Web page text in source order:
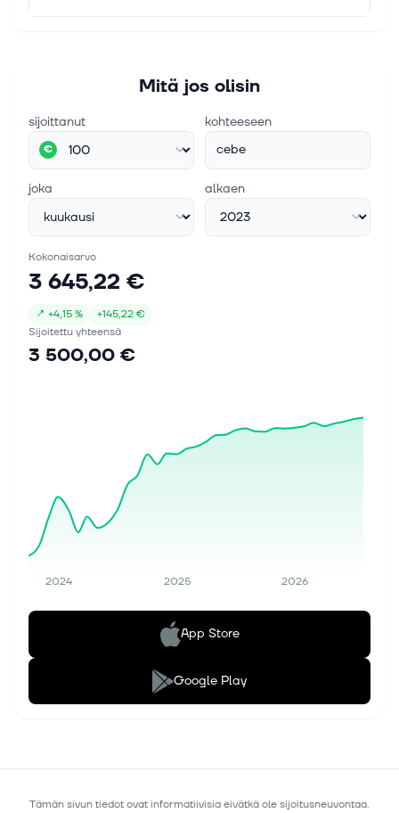
Mitä jos olisin
sijoittanut
€
kohteeseen
cebe
joka alkaen
Kokonaisarvo
3 645,22 €
↗ +4,15 % +145,22 €
Sijoitettu yhteensä
3 500,00 €
2024 2025 2026
App Store
Google Play
Tämän sivun tiedot ovat informatiivisia eivätkä ole sijoitusneuvontaa.